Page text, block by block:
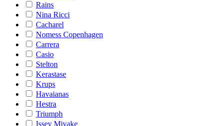
Rains
Nina Ricci
Cacharel
Nomess Copenhagen
Carrera
Casio
Stelton
Kerastase
Krups
Havaianas
Hestra
Triumph
Issey Miyake